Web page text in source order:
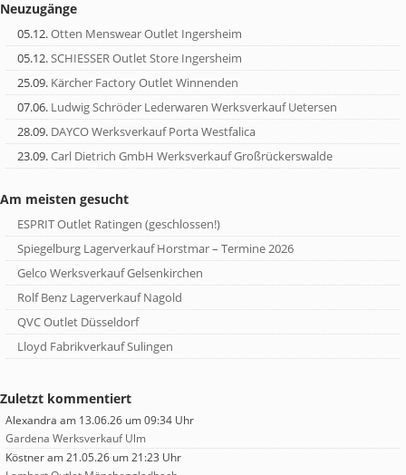
Neuzugänge
05.12.Otten Menswear Outlet Ingersheim
05.12. SCHIESSER Outlet Store Ingersheim
25.09. Kärcher Factory Outlet Winnenden
07.06. Ludwig Schröder Lederwaren Werksverkauf Uetersen
28.09. DAYCO Werksverkauf Porta Westfalica
23.09.Carl Dietrich GmbH Werksverkauf Großrückerswalde
Am meisten gesucht
ESPRIT Outlet Ratingen (geschlossen!)
Spiegelburg Lagerverkauf Horstmar – Termine 2026
Gelco Werksverkauf Gelsenkirchen
Rolf Benz Lagerverkauf Nagold
QVC Outlet Düsseldorf
Lloyd Fabrikverkauf Sulingen
Zuletzt kommentiert
Alexandra am 13.06.26 um 09:34 Uhr
Gardena Werksverkauf Ulm
Köstneram 21.05.26 um 21:23 Uhr